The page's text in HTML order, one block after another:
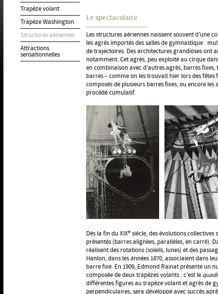
Trapèze volant
Trapèze Washington
Structures aériennes
Attractions
sensationnelles
Le spectaculaire
Les structures aériennes naissent souvent d’une
les agrès importés des salles de gymnastique :
de trajectoires. Des architectures grandioses ont
notamment. Cet agrès, peu exploité au cirque
en combinaison avec d’autres agrès, barres
barres – comme on les trouvait hier lors des fêtes
composés de plusieurs barres fixes, ou encore les
procédé cumulatif.
Dès la fin du XIXe siècle, des évolutions collectives
présentés (barres alignées, parallèles, en carré).
réalisent des rotations (soleils, lunes) et des
Hanlon, dans les années 1870, associaient dans
barre fixe. En 1909, Edmond Rainat présente un
composée de deux trapèzes volants : c’est le
différentes figures au trapèze volant et agrès de
perpendiculaires, sera développé avec succès